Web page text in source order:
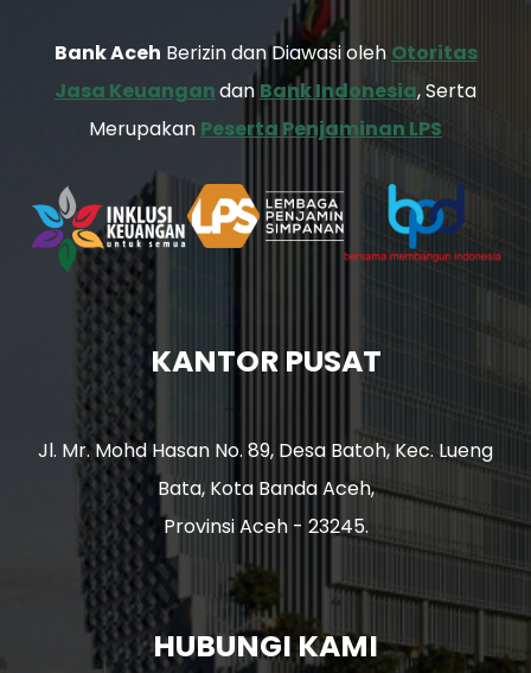
Bank Aceh Berizin dan Diawasi oleh Otoritas
Jasa Keuangandan Bank Indonesia, Serta
Merupakan Peserta Penjaminan LPS
KANTOR PUSAT
Jl. Mr. Mohd Hasan No. 89, Desa Batoh, Kec. Lueng
Bata, Kota Banda Aceh,
Provinsi Aceh - 23245.
HUBUNGI KAMI